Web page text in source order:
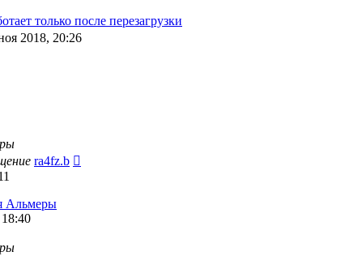
только после перезагрузки
2018, 20:26
ra4fz.b
Альмеры